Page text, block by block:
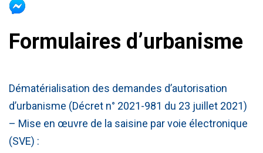
Formulaires d’urbanisme
Dématérialisation des demandes d’autorisation
d’urbanisme (Décret n° 2021-981 du 23 juillet 2021)
– Mise en œuvre de la saisine par voie électronique
(SVE) :